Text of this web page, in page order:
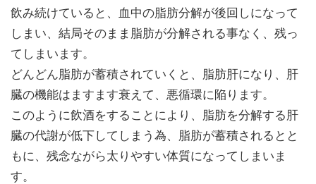
飲み続けていると、血中の脂肪分解が後回しになって
しまい、結局そのまま脂肪が分解される事なく、残っ
てしまいます。
どんどん脂肪が蓄積されていくと、脂肪肝になり、肝
臓の機能はますます衰えて、悪循環に陥ります。
このように飲酒をすることにより、脂肪を分解する肝
臓の代謝が低下してしまう為、脂肪が蓄積されるとと
もに、残念ながら太りやすい体質になってしまいま
す。